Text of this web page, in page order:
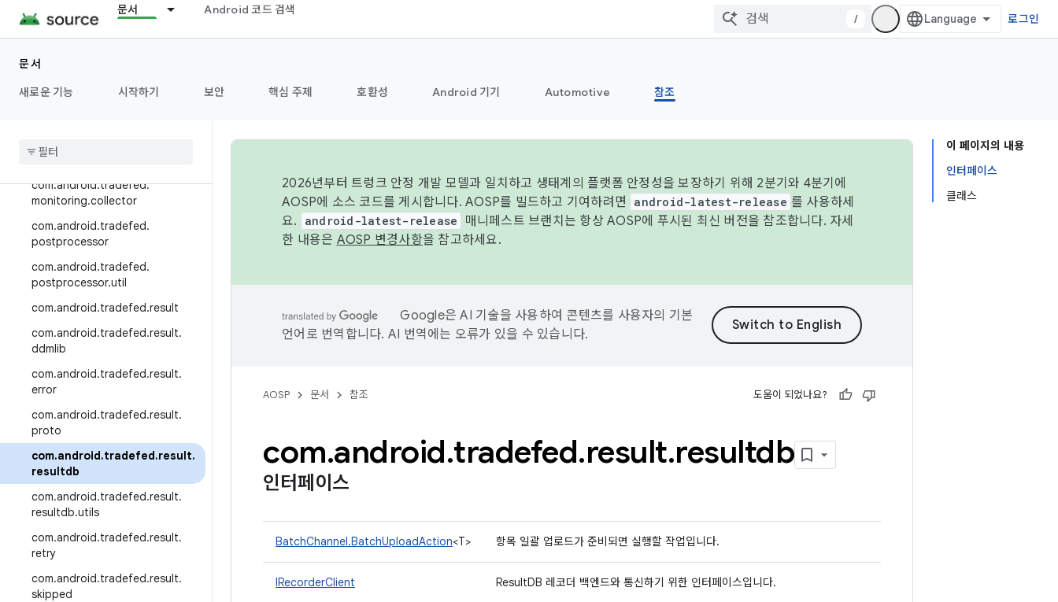
문서 Android 코드 검색
/ 로그인
문서
새로운 기능
시작하기 보안 핵심 주제 호환성 Android 기기 Automotive 참조
com.android.tradefed.invoker.s
hard.token
acing
com.android.tradefed.lite
com
.android
monitoring
com.android.tradefed.
monitoring.collector
com.android.tradefed.
postprocessor
com.android.tradefed.
postprocessor.util
com.android.tradefed.result
com.android.tradefed.result.
ddmlib
com.android.tradefed.result.
error
com.android.tradefed.result.
proto
com.android.tradefed.result.
resultdb
com.android.tradefed.result.
resultdb.utils
com.android.tradefed.result.
retry
com.android.tradefed.result.
skipped
이 페이지의 내용
인터페이스
클래스
2026년부터 트렁크 안정 개발 모델과 일치하고 생태계의 플랫폼 안정성을 보장하기 위해 2분기와 4분기에
AOSP에 소스 코드를 게시합니다. AOSP를 빌드하고 기여하려면
android-latest-release 를 사용하세
요.
android-latest-release
매니페스트 브랜치는 항상 AOSP에 푸시된 최신 버전을 참조합니다. 자세
한 내용은 AOSP 변경사항을 참고하세요.
Google은 AI 기술을 사용하여 콘텐츠를 사용자의 기본
언어로 번역합니다. AI 번역에는 오류가 있을 수 있습니다.
AOSP 문서 참조 도움이 되었나요?
com.android.tradefed.result.resultdb
인터페이스
BatchChannel.BatchUploadAction<T> 항목 일괄 업로드가 준비되면 실행할 작업입니다.
IRecorderClient ResultDB 레코더 백엔드와 통신하기 위한 인터페이스입니다.